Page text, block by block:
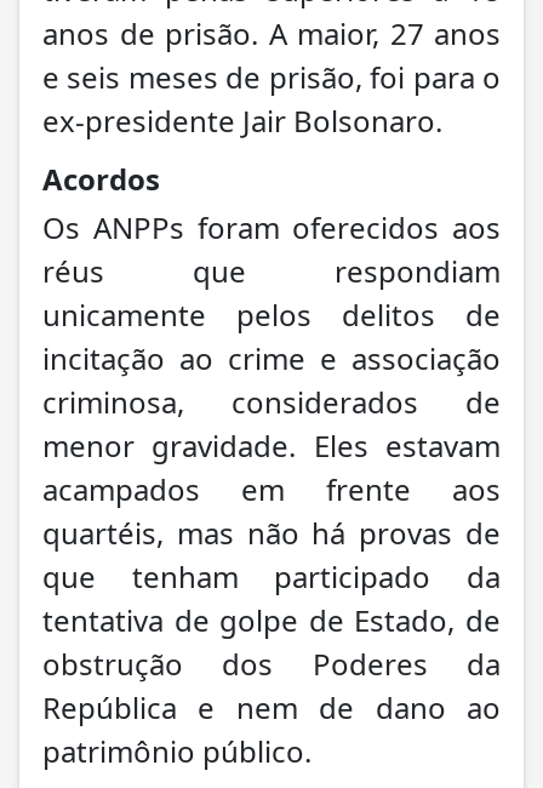
anos de prisão. A maior, 27 anos
e seis meses de prisão, foi para o
ex-presidente Jair Bolsonaro.
Acordos
Os ANPPs foram oferecidos aos
réus que respondiam
unicamente pelos delitos de
incitação ao crime e associação
criminosa, considerados de
menor gravidade. Eles estavam
acampados em frente aos
quartéis, mas não há provas de
que tenham participado da
tentativa de golpe de Estado, de
obstrução dos Poderes da
República e nem de dano ao
patrimônio público.